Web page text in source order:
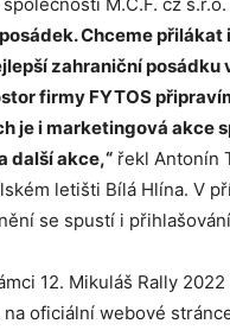
Chceme
zahraniční
firmy FYTOS
je i marketingová akce
další akce,“ řekl Antonín
letišti Bílá Hlína. V
se spustí i
12. Mikuláš Rally
oficiální webové